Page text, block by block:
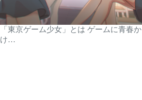
「東京ゲーム少女」とは ゲームに青春か
け…